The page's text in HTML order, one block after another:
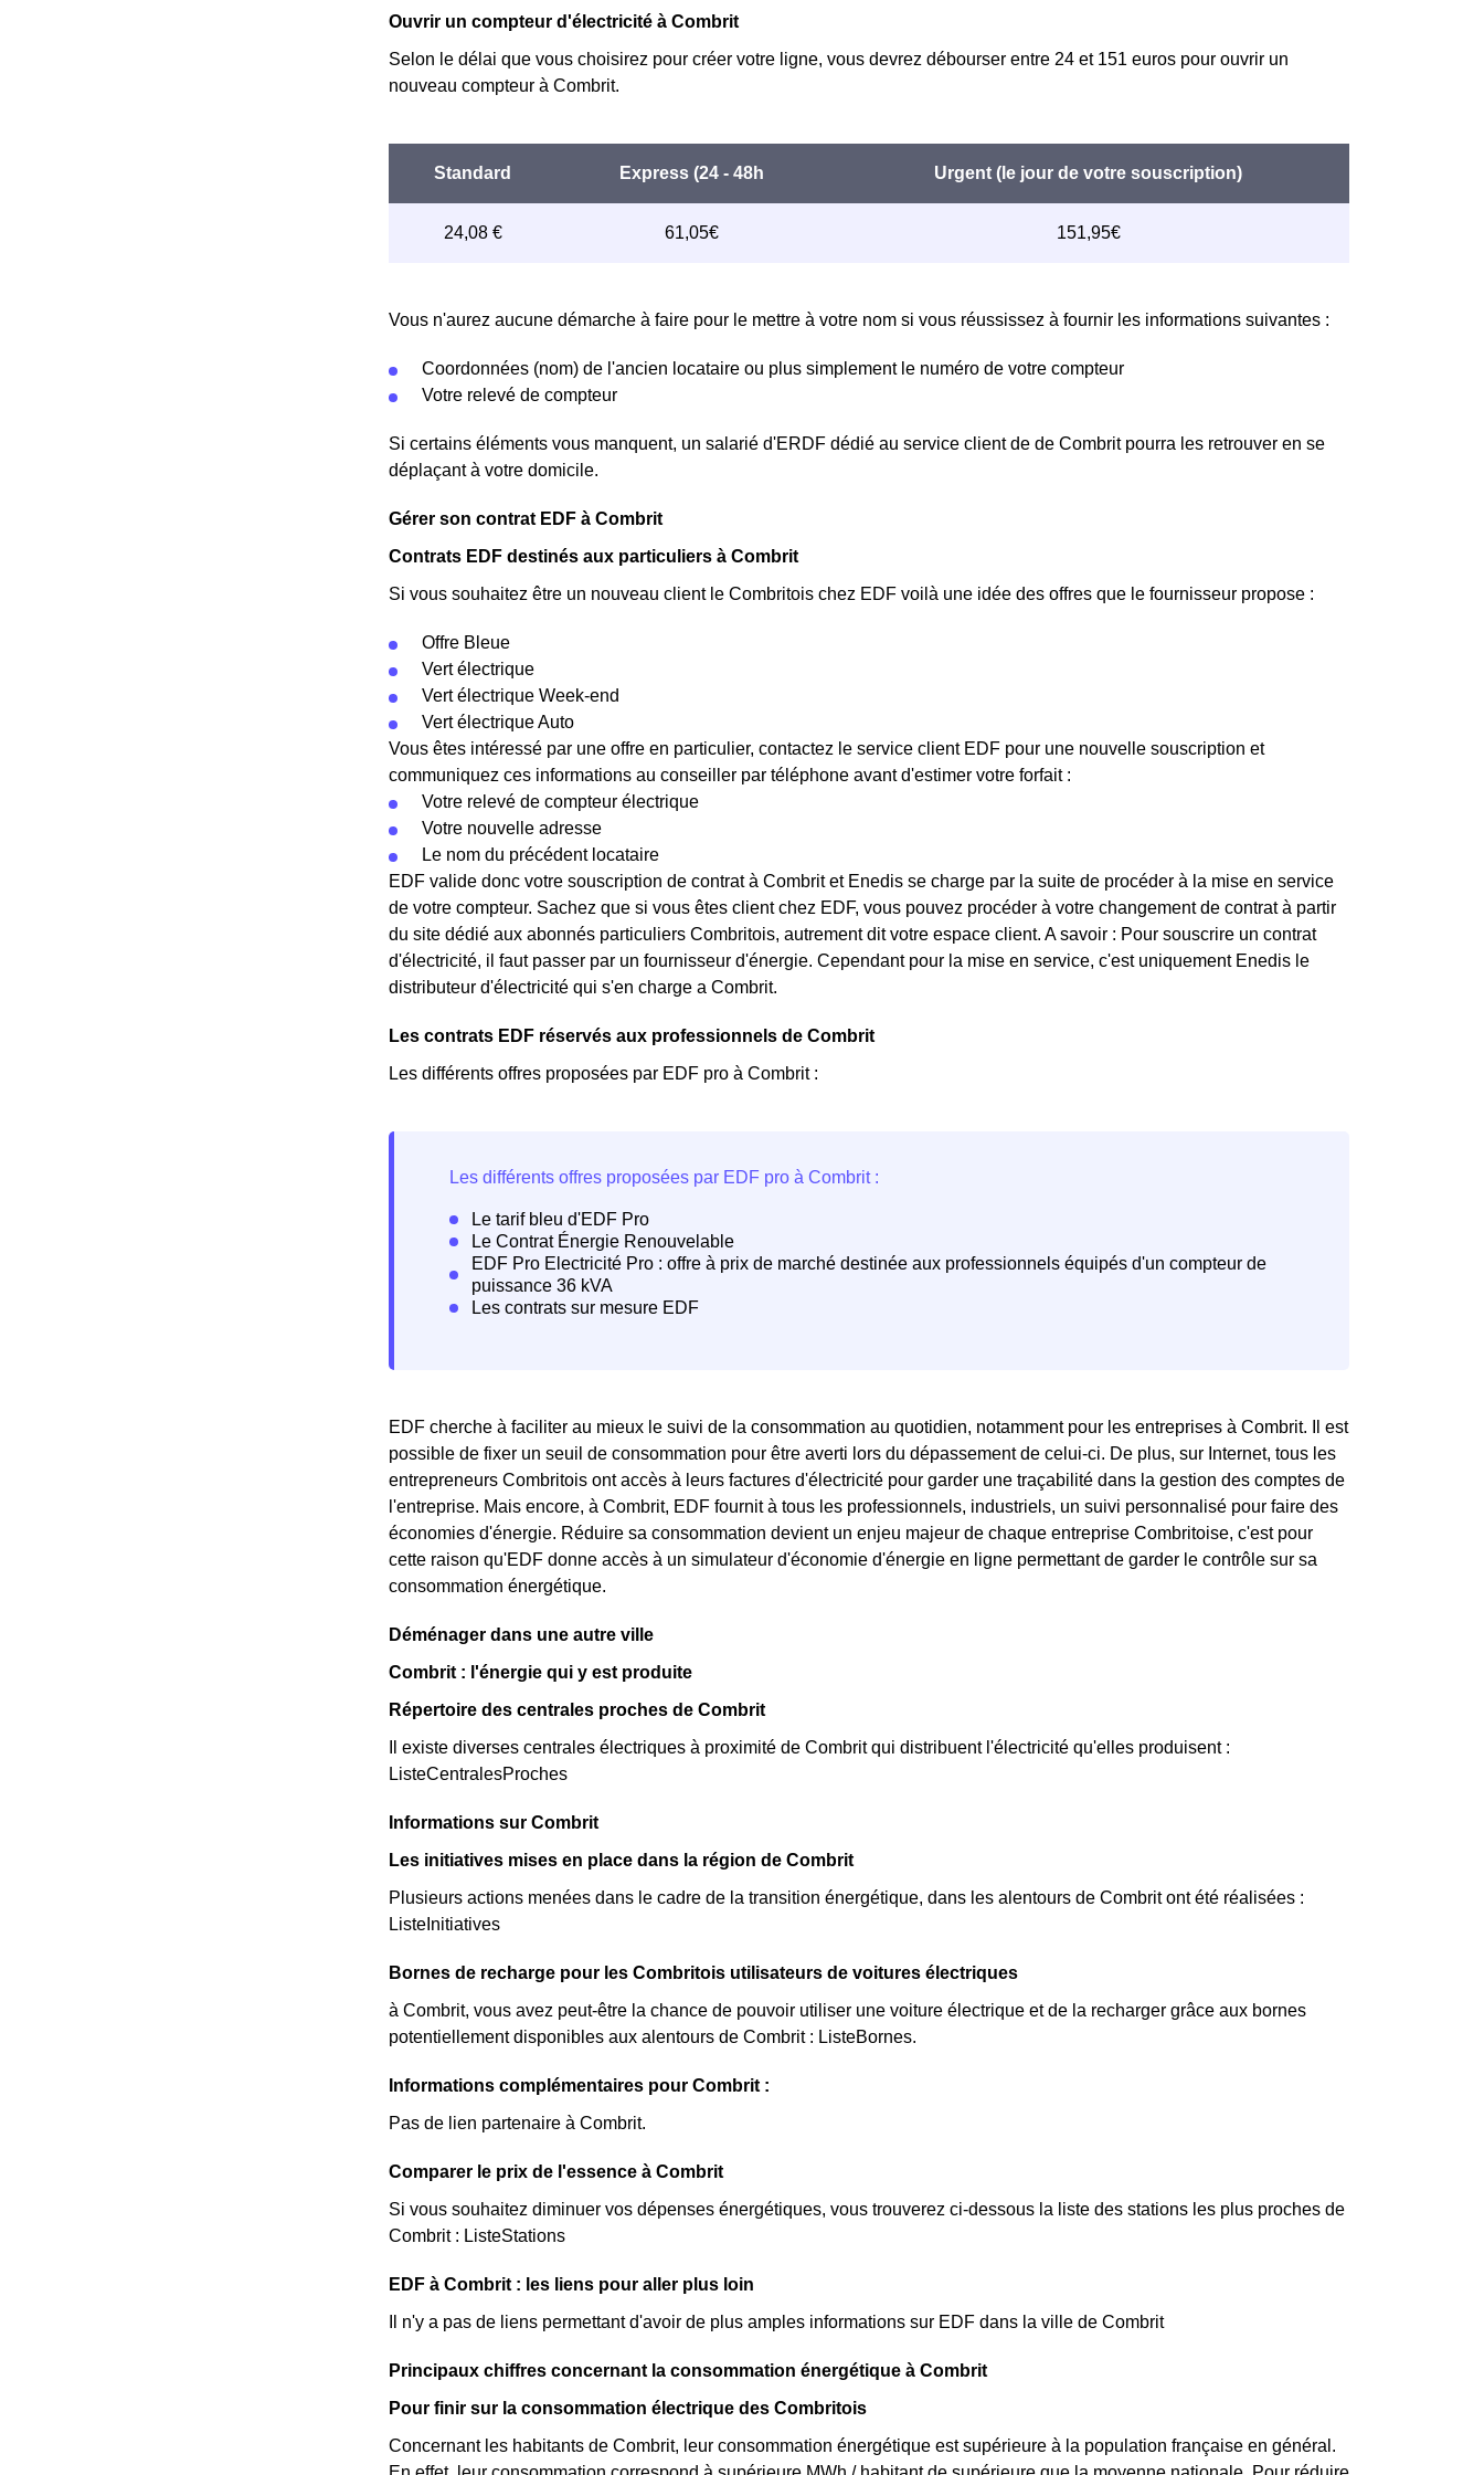
Ouvrir un compteur d'électricité à Combrit
Selon le délai que vous choisirez pour créer votre ligne, vous devrez débourser entre 24 et 151 euros pour ouvrir un
nouveau compteur à Combrit.
Vous n'aurez aucune démarche à faire pour le mettre à votre nom si vous réussissez à fournir les informations suivantes :
Coordonnées (nom) de l'ancien locataire ou plus simplement le numéro de votre compteur
Votre relevé de compteur
Si certains éléments vous manquent, un salarié d'ERDF dédié au service client de de Combrit pourra les retrouver en se
déplaçant à votre domicile.
Gérer son contrat EDF à Combrit
Contrats EDF destinés aux particuliers à Combrit
Si vous souhaitez être un nouveau client le Combritois chez EDF voilà une idée des offres que le fournisseur propose :
Offre Bleue
Vert électrique
Vert électrique Week-end
Vert électrique Auto
Vous êtes intéressé par une offre en particulier, contactez le service client EDF pour une nouvelle souscription et
communiquez ces informations au conseiller par téléphone avant d'estimer votre forfait :
Votre relevé de compteur électrique
Votre nouvelle adresse
Le nom du précédent locataire
EDF valide donc votre souscription de contrat à Combrit et Enedis se charge par la suite de procéder à la mise en service
de votre compteur. Sachez que si vous êtes client chez EDF, vous pouvez procéder à votre changement de contrat à partir
du site dédié aux abonnés particuliers Combritois, autrement dit votre espace client. A savoir : Pour souscrire un contrat
d'électricité, il faut passer par un fournisseur d'énergie. Cependant pour la mise en service, c'est uniquement Enedis le
distributeur d'électricité qui s'en charge a Combrit.
Les contrats EDF réservés aux professionnels de Combrit
Les différents offres proposées par EDF pro à Combrit :
EDF cherche à faciliter au mieux le suivi de la consommation au quotidien, notamment pour les entreprises à Combrit. Il est
possible de fixer un seuil de consommation pour être averti lors du dépassement de celui-ci. De plus, sur Internet, tous les
entrepreneurs Combritois ont accès à leurs factures d'électricité pour garder une traçabilité dans la gestion des comptes de
l'entreprise. Mais encore, à Combrit, EDF fournit à tous les professionnels, industriels, un suivi personnalisé pour faire des
économies d'énergie. Réduire sa consommation devient un enjeu majeur de chaque entreprise Combritoise, c'est pour
cette raison qu'EDF donne accès à un simulateur d'économie d'énergie en ligne permettant de garder le contrôle sur sa
consommation énergétique.
Déménager dans une autre ville
Combrit : l'énergie qui y est produite
Répertoire des centrales proches de Combrit
Il existe diverses centrales électriques à proximité de Combrit qui distribuent l'électricité qu'elles produisent :
ListeCentralesProches
Informations sur Combrit
Les initiatives mises en place dans la région de Combrit
Plusieurs actions menées dans le cadre de la transition énergétique, dans les alentours de Combrit ont été réalisées :
ListeInitiatives
Bornes de recharge pour les Combritois utilisateurs de voitures électriques
à Combrit, vous avez peut-être la chance de pouvoir utiliser une voiture électrique et de la recharger grâce aux bornes
potentiellement disponibles aux alentours de Combrit : ListeBornes.
Informations complémentaires pour Combrit :
Pas de lien partenaire à Combrit.
Comparer le prix de l'essence à Combrit
Si vous souhaitez diminuer vos dépenses énergétiques, vous trouverez ci-dessous la liste des stations les plus proches de
Combrit : ListeStations
EDF à Combrit : les liens pour aller plus loin
Il n'y a pas de liens permettant d'avoir de plus amples informations sur EDF dans la ville de Combrit
Principaux chiffres concernant la consommation énergétique à Combrit
Pour finir sur la consommation électrique des Combritois
Concernant les habitants de Combrit, leur consommation énergétique est supérieure à la population française en général.